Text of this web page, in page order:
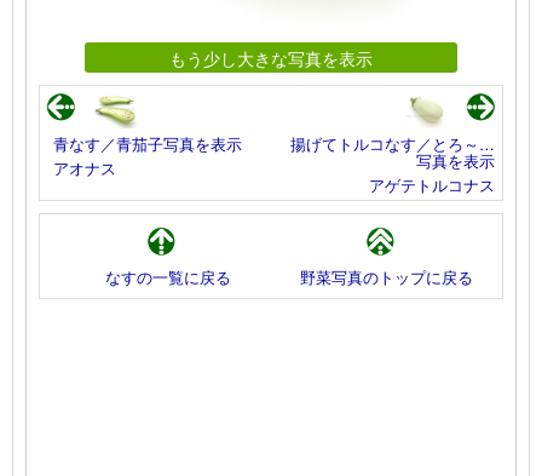
もう少し大きな写真を表示
青なす／青茄子写真を表示
アオナス
揚げてトルコなす／とろ～…
写真を表示
アゲテトルコナス
なすの一覧に戻る 野菜写真のトップに戻る